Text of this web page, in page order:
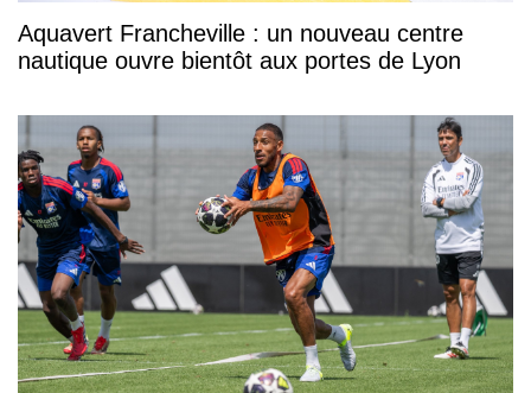
Aquavert Francheville : un nouveau centre
nautique ouvre bientôt aux portes de Lyon